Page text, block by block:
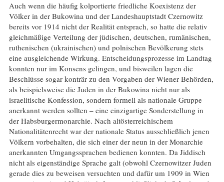
Auch wenn die häufig kolportierte friedliche Koexistenz der
Völker in der Bukowina und der Landeshauptstadt Czernowitz
bereits vor 1914 nicht der Realität entsprach, so hatte die relativ
gleichmäßige Verteilung der jüdischen, deutschen, rumänischen,
ruthenischen (ukrainischen) und polnischen Bevölkerung stets
eine ausgleichende Wirkung. Entscheidungsprozesse im Landtag
konnten nur im Konsens gelingen, und bisweilen lagen die
Beschlüsse sogar konträr zu den Vorgaben der Wiener Behörden,
als beispielsweise die Juden in der Bukowina nicht nur als
israelitische Konfession, sondern formell als nationale Gruppe
anerkannt werden sollten – eine einzigartige Sonderstellung in
der Habsburgermonarchie. Nach altösterreichischem
Nationalitätenrecht war der nationale Status ausschließlich jenen
Völkern vorbehalten, die sich einer der neun in der Monarchie
anerkannten Umgangssprachen bedienen konnten. Da Jiddisch
nicht als eigenständige Sprache galt (obwohl Czernowitzer Juden
gerade dies zu beweisen versuchten und dafür um 1909 in Wien